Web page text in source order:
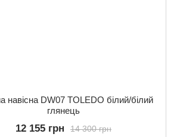
навісна DW07 TOLEDO білий/білий
глянець
14 300 грн
12 155 грн